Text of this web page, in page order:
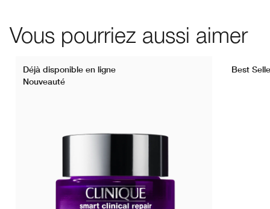
Vous pourriez aussi aimer
Déjà disponible en ligne
Nouveauté
Best